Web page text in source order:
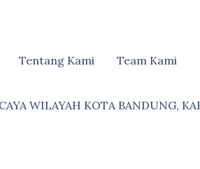
Tentang Kami Team Kami
WILAYAH KOTA BANDUNG,